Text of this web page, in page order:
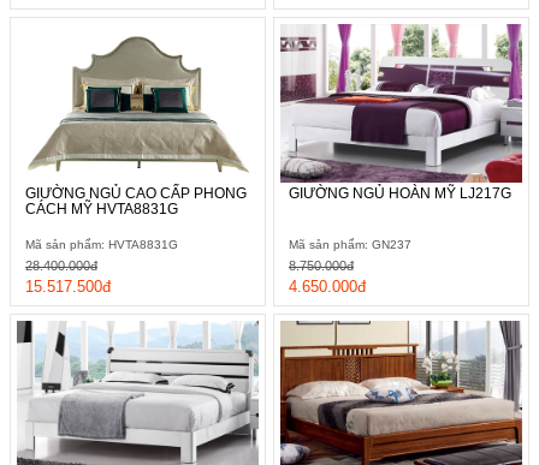
GIƯỜNG NGỦ CAO CẤP PHONG
CÁCH MỸ HVTA8831G
Mã sản phẩm: HVTA8831G
15.517.500đ
28.400.000đ
GIƯỜNG NGỦ HOÀN MỸ LJ217G
Mã sản phẩm: GN237
4.650.000đ
8.750.000đ